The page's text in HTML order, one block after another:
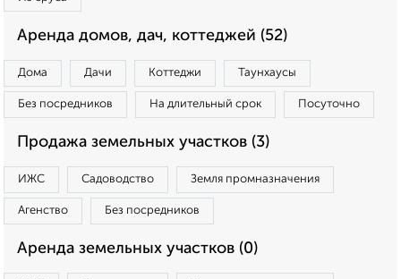
Аренда домов, дач, коттеджей (52)
Дома Дачи Коттеджи Таунхаусы
Без посредников На длительный срок Посуточно
Продажа земельных участков (3)
ИЖС Садоводство Земля промназначения
Агенство Без посредников
Аренда земельных участков (0)